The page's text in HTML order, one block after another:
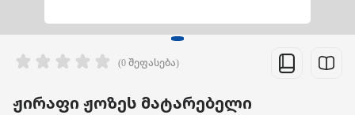
(0 შეფასება)
ჟირაფი ჟოზეს მატარებელი